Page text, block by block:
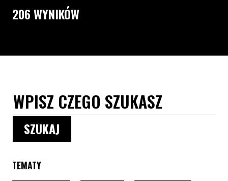
206 WYNIKÓW
Opcje wyszukiwania i filtrowania treści
Wyszukiwarka
TEMATY